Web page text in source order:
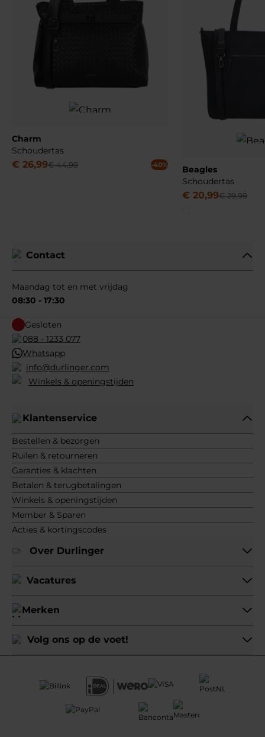
Charm
Schoudertas
€ 26,99€ 44,99 -40%
Beagles
Schoudertas
€ 20,99€ 29,99
Contact
Maandag tot en met vrijdag
08:30 - 17:30
Gesloten
088 - 1233 077
Whatsapp
info@durlinger.com
Winkels & openingstijden
Klantenservice
Bestellen & bezorgen
Ruilen & retourneren
Garanties & klachten
Betalen & terugbetalingen
Winkels & openingstijden
Member & Sparen
Acties & kortingscodes
Over Durlinger
Vacatures
Merken
Volg ons op de voet!